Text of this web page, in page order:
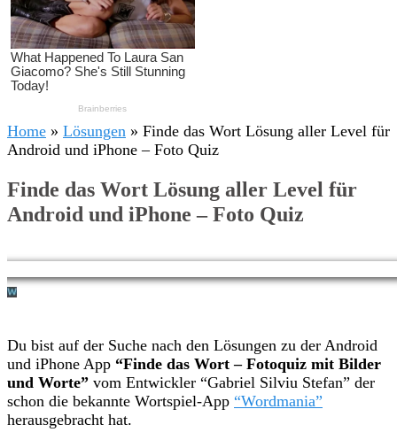
Home » Lösungen » Finde das Wort Lösung aller Level für
Android und iPhone – Foto Quiz
Finde das Wort Lösung aller Level für
Android und iPhone – Foto Quiz
Du bist auf der Suche nach den Lösungen zu der Android
und iPhone App “Finde das Wort – Fotoquiz mit Bilder
und Worte” vom Entwickler “Gabriel Silviu Stefan” der
schon die bekannte Wortspiel-App “Wordmania”
herausgebracht hat.